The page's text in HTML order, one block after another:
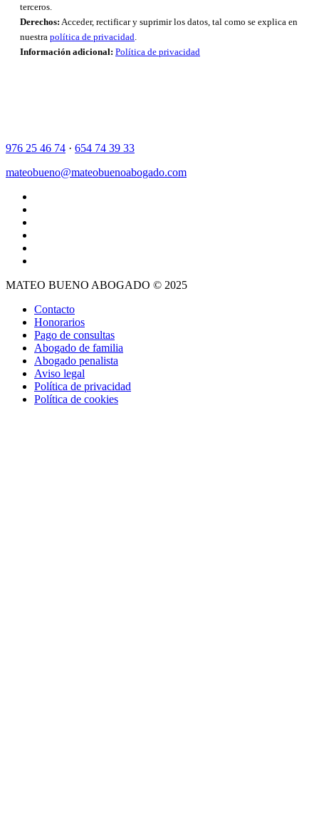
terceros.
Derechos: Acceder, rectificar y suprimir los datos, tal como se explica en
nuestra política de privacidad
Información adicional: Política de privacidad
976 25 46 74 · 654 74 39 33
mateobueno@mateobuenoabogado.com
MATEO BUENO ABOGADO © 2025
Contacto
Honorarios
Pago de consultas
Abogado de familia
Abogado penalista
Aviso legal
Política de privacidad
Política de cookies